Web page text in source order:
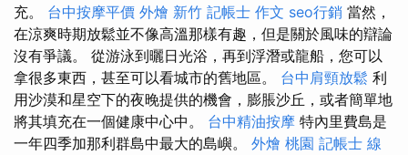
充。 台中按摩平價 外燴 新竹 記帳士 作文 seo行銷 當然，
在涼爽時期放鬆並不像高溫那樣有趣，但是關於風味的辯論
沒有爭議。 從游泳到曬日光浴，再到浮潛或龍船，您可以
拿很多東西，甚至可以看城市的舊地區。 台中肩頸放鬆 利
用沙漠和星空下的夜晚提供的機會，膨脹沙丘，或者簡單地
將其填充在一個健康中心中。 台中精油按摩 特內里費島是
一年四季加那利群島中最大的島嶼。 外燴 桃園 記帳士 線